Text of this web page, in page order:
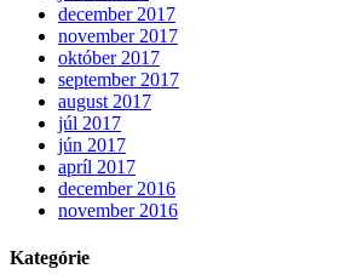
december 2017
november 2017
október 2017
september 2017
august 2017
júl 2017
jún 2017
apríl 2017
december 2016
november 2016
Kategórie